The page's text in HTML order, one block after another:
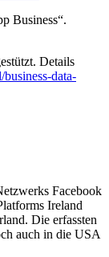
Business“.
Details
data-
Facebook
Ireland
Die erfassten
auch in die USA